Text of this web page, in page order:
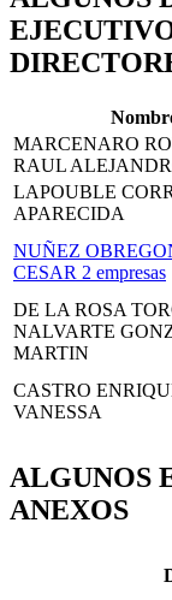
MARCENARO
RAUL
LAPOUBLE
APARECIDA
NUÑEZ
CESAR 2 empresas
DE LA ROSA
NALVARTE
MARTIN
CASTRO
VANESSA
ALGUNOS
ANEXOS